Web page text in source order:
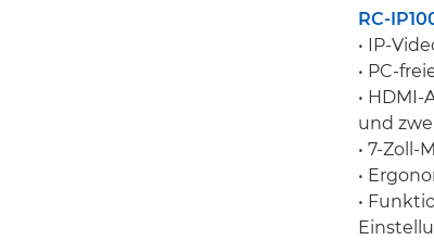
RC-
• IP-
• PC-
• HDMI-
und
• 7-
•
•